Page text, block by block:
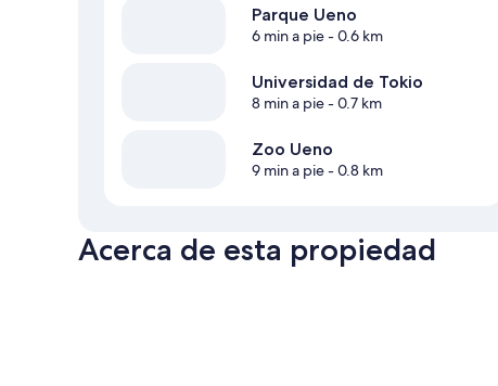
Parque Ueno
6 min a pie- 0.6 km
Universidad de Tokio
8 min a pie- 0.7 km
Zoo Ueno
9 min a pie- 0.8 km
Acerca de esta propiedad